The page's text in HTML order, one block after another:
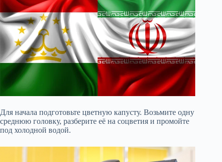
Для начала подготовьте цветную капусту. Возьмите одну
среднюю головку, разберите её на соцветия и промойте
под холодной водой.